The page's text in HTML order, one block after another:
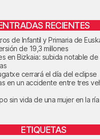
RECIENTES
de Infantil y Primaria de
de 19,3 millones
en Bizkaia: subida notable de
cerrará el día del eclipse
en un accidente entre tres
sin vida de una mujer en la
ETIQUETAS